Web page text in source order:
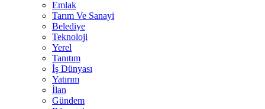
Emlak
Tarım Ve Sanayi
Belediye
Teknoloji
Yerel
Tanıtım
İş Dünyası
Yatırım
İlan
Gündem